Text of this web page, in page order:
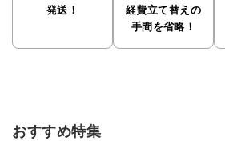
発送！
経費立て替えの
手間を省略！
おすすめ特集